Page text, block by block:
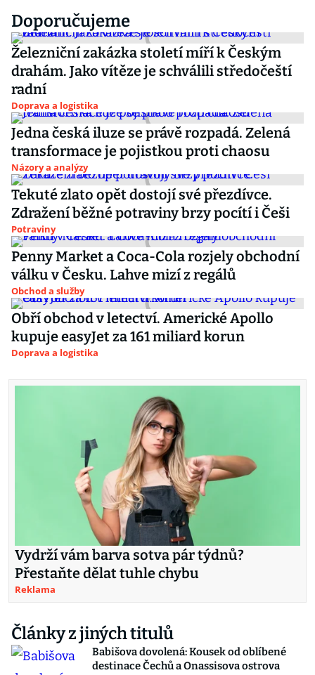
Doporučujeme
Železniční zakázka století míří k Českým
drahám. Jako vítěze je schválili středočeští
radní
Doprava a logistika
Jedna česká iluze se právě rozpadá. Zelená
transformace je pojistkou proti chaosu
Názory a analýzy
Tekuté zlato opět dostojí své přezdívce.
Zdražení běžné potraviny brzy pocítí i Češi
Potraviny
Penny Market a Coca-Cola rozjely obchodní
válku v Česku. Lahve mizí z regálů
Obchod a služby
Obří obchod v letectví. Americké Apollo
kupuje easyJet za 161 miliard korun
Doprava a logistika
Vydrží vám barva sotva pár týdnů?
Přestaňte dělat tuhle chybu
Reklama
Články z jiných titulů
Babišova dovolená: Kousek od oblíbené
destinace Čechů a Onassisova ostrova